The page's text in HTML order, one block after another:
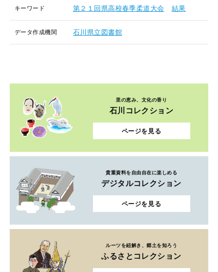
キーワード 第２１回県高校春季柔道大会 結果
データ作成機関 石川県立図書館
里の恵み、文化の香り
石川コレクション
ページを見る
貴重資料を自由自在に楽しめる
デジタルコレクション
ページを見る
ルーツを紐解き、郷土を知ろう
ふるさとコレクション